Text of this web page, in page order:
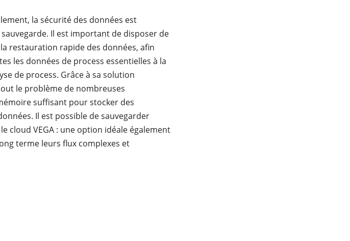
la sécurité des données est
Il est important de disposer de
restauration rapide des données, afin
les données de process essentielles à la
de process. Grâce à sa solution
le problème de nombreuses
suffisant pour stocker des
Il est possible de sauvegarder
cloud VEGA : une option idéale également
terme leurs flux complexes et